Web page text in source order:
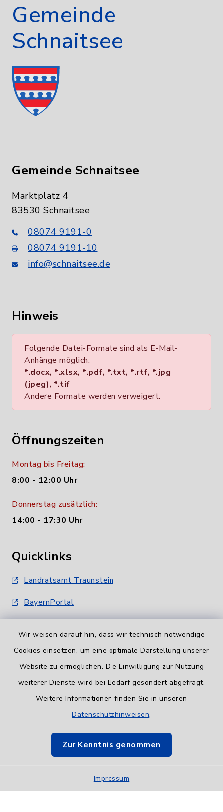
Wir weisen darauf hin, dass wir technisch notwendige
Cookies einsetzen, um eine optimale Darstellung unserer
Website zu ermöglichen. Die Einwilligung zur Nutzung
weiterer Dienste wird bei Bedarf gesondert abgefragt.
Weitere Informationen finden Sie in unseren
Datenschutzhinweisen.
Zur Kenntnis genommen
Impressum
Gemeinde
Schnaitsee
Gemeinde Schnaitsee
Marktplatz 4
83530 Schnaitsee
08074 9191-0
08074 9191-10
info@schnaitsee.de
Hinweis
Folgende Datei-Formate sind als E-Mail-
Anhänge möglich:
*.docx, *.xlsx, *.pdf, *.txt, *.rtf, *.jpg
(jpeg), *.tif
Andere Formate werden verweigert.
Öffnungszeiten
Montag bis Freitag:
8:00 - 12:00 Uhr
Donnerstag zusätzlich:
14:00 - 17:30 Uhr
Quicklinks
Landratsamt Traunstein
BayernPortal
Barrierefreiheit
Impressum
Sitemap